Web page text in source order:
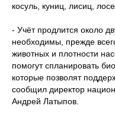
косуль, куниц, лисиц,
- Учёт продлится около
необходимы, прежде
животных и плотности
помогут спланировать
которые позволят
сообщил директор
Андрей Латыпов.